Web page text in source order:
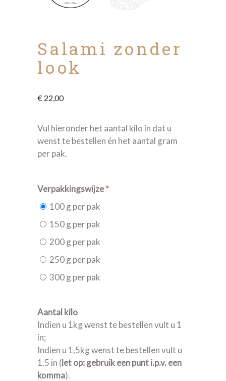
Salami zonder
look
€ 22,00
Vul hieronder het aantal kilo in dat u
wenst te bestellen én het aantal gram
per pak.
Verpakkingswijze*
100 g per pak
150 g per pak
200 g per pak
250 g per pak
300 g per pak
Aantal kilo
Indien u 1kg wenst te bestellen vult u 1
in;
Indien u 1,5kg wenst te bestellen vult u
1.5 in (let op: gebruik een punt i.p.v. een
komma).